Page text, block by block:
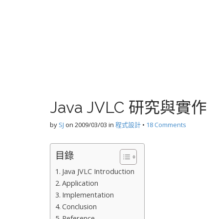
Java JVLC 研究與實作
by SJ on 2009/03/03 in 程式設計 • 18 Comments
目錄
Java JVLC Introduction
Application
Implementation
Conclusion